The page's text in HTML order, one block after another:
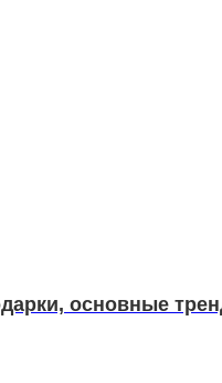
основные